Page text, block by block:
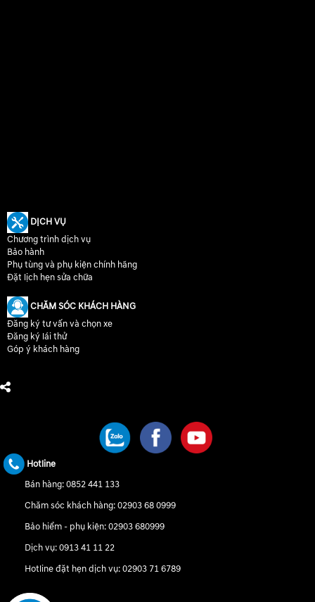
DỊCH VỤ
Chương trình dịch vụ
Bảo hành
Phụ tùng và phụ kiện chính hãng
Đặt lịch hẹn sửa chữa
CHĂM SÓC KHÁCH HÀNG
Đăng ký tư vấn và chọn xe
Đăng ký lái thử
Góp ý khách hàng
Hotline
Bán hàng:0852 441 133
Chăm sóc khách hàng:02903 68 0999
Bảo hiểm - phụ kiện:02903 680999
Dịch vụ:0913 41 11 22
Hotline đặt hẹn dịch vụ:02903 71 6789